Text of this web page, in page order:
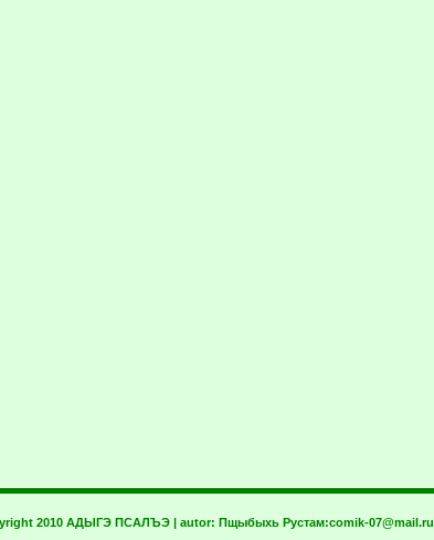
2010 АДЫГЭ ПСАЛЪЭ | autor: Пщыбыхь Рустам:comik-07@mail.ru